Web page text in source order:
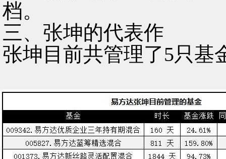
档。
三、张坤的代表作
张坤目前共管理了5只基